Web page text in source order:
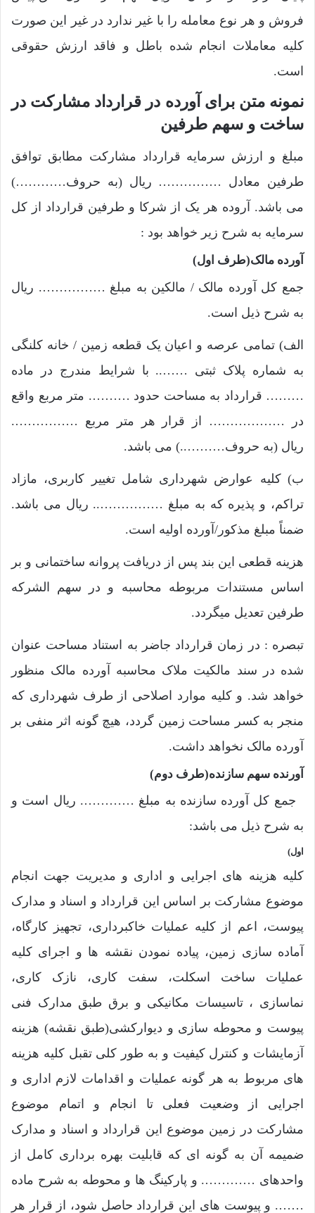
فروش و هر نوع معامله را با غیر ندارد در غیر این صورت
کلیه معاملات انجام شده باطل و فاقد ارزش حقوقی
است.
نمونه متن برای آورده در قرارداد مشارکت در
ساخت و سهم طرفین
مبلغ و ارزش سرمایه قرارداد مشارکت مطابق توافق
طرفین معادل …………… ریال (به حروف…………)
می باشد. آروده هر یک از شرکا و طرفین قرارداد از کل
سرمایه به شرح زیر خواهد بود :
آورده مالک(طرف اول)
جمع کل آورده مالک / مالکین به مبلغ ……………. ریال
به شرح ذیل است.
الف) تمامی عرصه و اعیان یک قطعه زمین / خانه کلنگی
به شماره پلاک ثبتی …….. با شرایط مندرج در ماده
……… قرارداد به مساحت حدود ………. متر مربع واقع
در ……………… از قرار هر متر مربع …………….
ریال (به حروف………..) می باشد.
ب) کلیه عوارض شهرداری شامل تغییر کاربری، مازاد
تراکم، و پذیره که به مبلغ …………….. ریال می باشد.
ضمناً مبلغ مذکور/آورده اولیه است.
هزینه قطعی این بند پس از دریافت پروانه ساختمانی و بر
اساس مستندات مربوطه محاسبه و در سهم الشرکه
طرفین تعدیل میگردد.
تبصره : در زمان قرارداد جاضر به استناد مساحت عنوان
شده در سند مالکیت ملاک محاسبه آورده مالک منظور
خواهد شد. و کلیه موارد اصلاحی از طرف شهرداری که
منجر به کسر مساحت زمین گردد، هیچ گونه اثر منفی بر
آورده مالک نخواهد داشت.
آورنده سهم سازنده(طرف دوم)
جمع کل آورده سازنده به مبلغ …………. ریال است و
به شرح ذیل می باشد:
اول)
کلیه هزینه های اجرایی و اداری و مدیریت جهت انجام
موضوع مشارکت بر اساس این قرارداد و اسناد و مدارک
پیوست، اعم از کلیه عملیات خاکبرداری، تجهیز کارگاه،
آماده سازی زمین، پیاده نمودن نقشه ها و اجرای کلیه
عملیات ساخت اسکلت، سفت کاری، نازک کاری،
نماسازی ، تاسیسات مکانیکی و برق طبق مدارک فنی
پیوست و محوطه سازی و دیوارکشی(طبق نقشه) هزینه
آزمایشات و کنترل کیفیت و به طور کلی تقبل کلیه هزینه
های مربوط به هر گونه عملیات و اقدامات لازم اداری و
اجرایی از وضعیت فعلی تا انجام و اتمام موضوع
مشارکت در زمین موضوع این قرارداد و اسناد و مدارک
ضمیمه آن به گونه ای که قابلیت بهره برداری کامل از
واحدهای …………. و پارکینگ ها و محوطه به شرح ماده
……. و پیوست های این قرارداد حاصل شود، از قرار هر